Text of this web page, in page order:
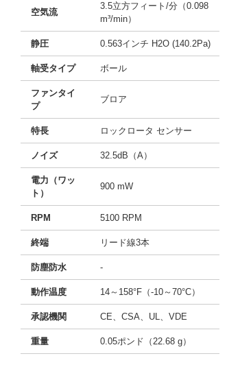
空気流
3.5立方フィート/分（0.098
m³/min）
静圧 0.563インチ H2O (140.2Pa)
軸受タイプ ボール
ファンタイ
プ
ブロア
特長 ロックロータ センサー
ノイズ 32.5dB（A）
電力（ワッ
ト）
900 mW
RPM 5100 RPM
終端 リード線3本
防塵防水 -
動作温度 14～158°F（-10～70°C）
承認機関 CE、CSA、UL、VDE
重量 0.05ポンド（22.68 g）